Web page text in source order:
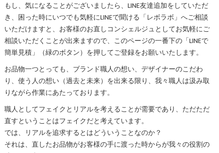
もし、気になることがございましたら、LINE友達追加をしていただ
き、困った時にいつでも気軽にLINEで聞ける「レボラボ」へご相談
いただけますと、お客様のお直しコンシェルジュとしてお気軽にご
相談いただくことが出来ますので、このページの一番下の「LINEで
簡単見積」（緑のボタン）を押してご登録をお願いいたします。
お品物一つとっても、ブランド職人の想い、デザイナーのこだわ
り、使う人の想い（過去と未来）を出来る限り、我々職人は汲み取
りながら作業にあたっております。
職人としてフェイクとリアルを考えることが需要であり、ただただ
直すということはフェイクだと考えています。
では、リアルを追求するとはどういうことなのか？
それは、直したお品物がお客様の手に渡った時からが我々の役割の